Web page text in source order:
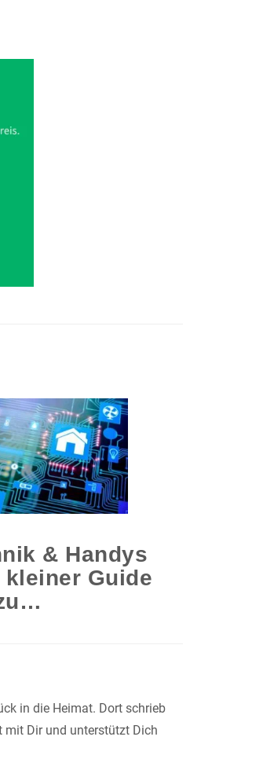
& Handys
kleiner Guide
in die Heimat. Dort schrieb
mit Dir und unterstützt Dich